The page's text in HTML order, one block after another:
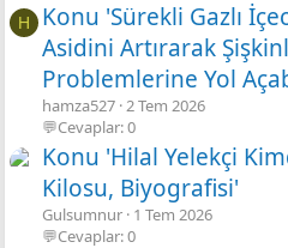
H
Konu 'Sürekli Gazlı
Asidini Artırarak
Problemlerine Yol
hamza527 2 Tem 2026
💬Cevaplar: 0
Konu 'Hilal Yelekçi
Kilosu, Biyografisi'
Gulsumnur 1 Tem 2026
💬Cevaplar: 0